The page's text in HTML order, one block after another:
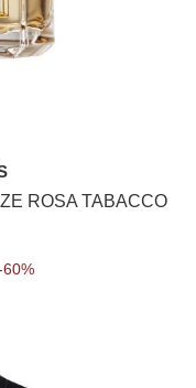
ROSA TABACCO
60%